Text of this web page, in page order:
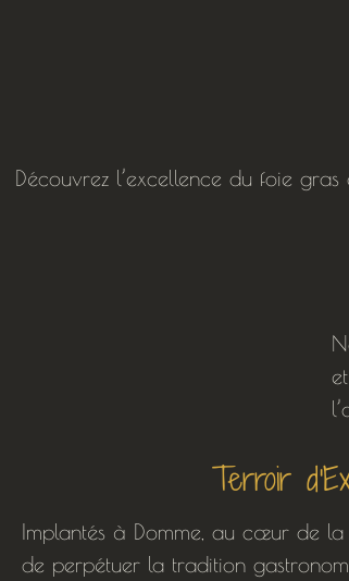
Découvrez l’excellence du foie
Terroir
Implantés à Domme, au cœur de la
de perpétuer la tradition